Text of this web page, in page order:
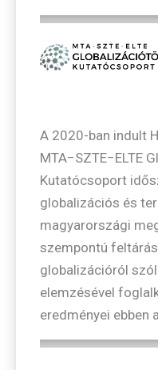
A 2020-ban indult
MTA−SZTE−ELTE
Kutatócsoport
globalizációs és
magyarországi
szempontú
globalizációról
elemzésével
eredményei ebben